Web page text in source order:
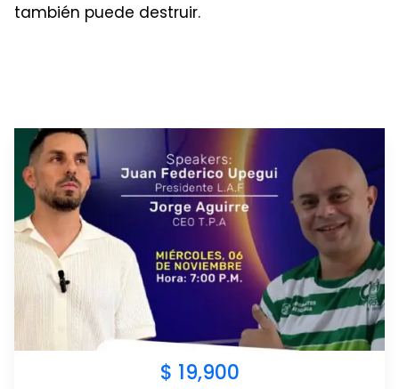
también puede destruir.
$ 19,900